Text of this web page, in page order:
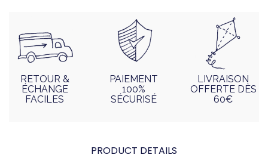
RETOUR &
ÉCHANGE
FACILES
PAIEMENT
100%
SÉCURISÉ
LIVRAISON
OFFERTE DÈS
60€
PRODUCT DETAILS